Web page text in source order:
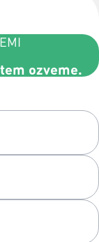
ozveme.